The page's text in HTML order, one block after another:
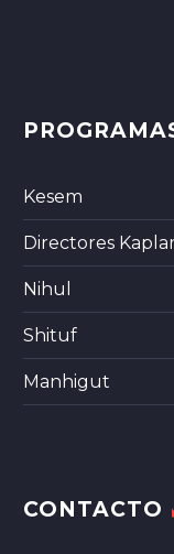
Kesem
Directores
Nihul
Shituf
Manhigut
CONTACTO